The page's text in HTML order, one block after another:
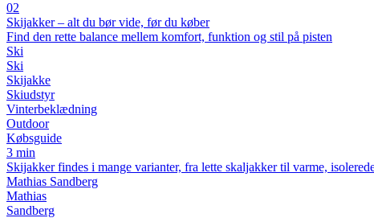
02
Skijakker – alt du bør vide, før du køber
Find den rette balance mellem komfort, funktion og stil på pisten
Ski
Ski
Skijakke
Skiudstyr
Vinterbeklædning
Outdoor
Købsguide
3 min
Skijakker findes i mange varianter, fra lette skaljakker til varme,
Mathias Sandberg
Mathias
Sandberg